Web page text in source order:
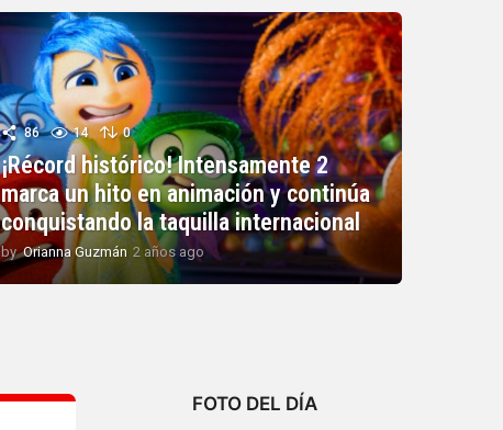
86 14 0
¡Récord histórico! Intensamente 2
marca un hito en animación y continúa
conquistando la taquilla internacional
by Orianna Guzmán 2 años ago2
a
o
FOTO DEL DÍA